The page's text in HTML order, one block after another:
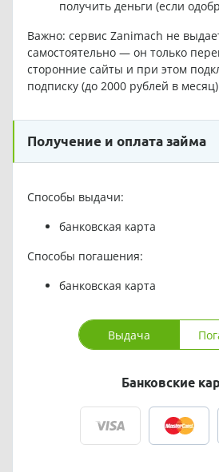
получить деньги (если
Важно: сервис Zanimach не
самостоятельно — он только
сторонние сайты и при этом
подписку (до 2000 рублей в
Получение и оплата займа
Способы выдачи:
банковская карта
Способы погашения:
банковская карта
Выдача
Банковские